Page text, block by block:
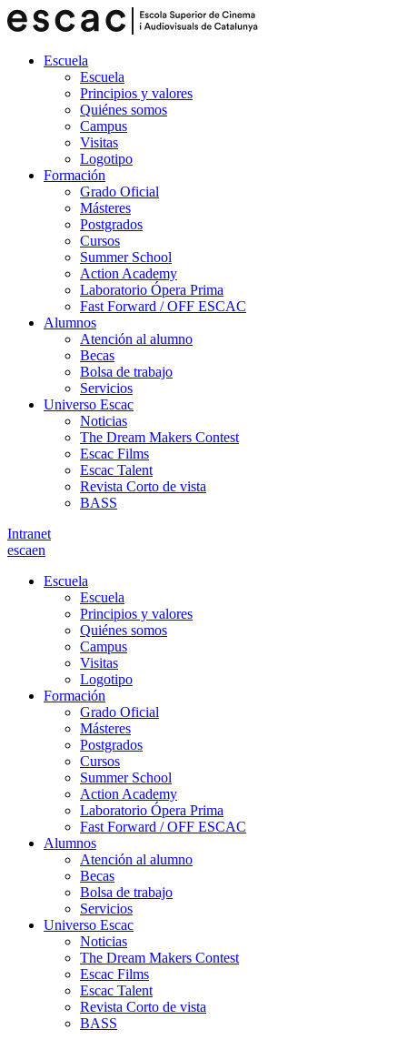
Escuela
Escuela
Principios y valores
Quiénes somos
Campus
Visitas
Logotipo
Formación
Grado Oficial
Másteres
Postgrados
Cursos
Summer School
Action Academy
Laboratorio Ópera Prima
Fast Forward / OFF ESCAC
Alumnos
Atención al alumno
Becas
Bolsa de trabajo
Servicios
Universo Escac
Noticias
The Dream Makers Contest
Escac Films
Escac Talent
Revista Corto de vista
BASS
Intranet
escaen
Escuela
Escuela
Principios y valores
Quiénes somos
Campus
Visitas
Logotipo
Formación
Grado Oficial
Másteres
Postgrados
Cursos
Summer School
Action Academy
Laboratorio Ópera Prima
Fast Forward / OFF ESCAC
Alumnos
Atención al alumno
Becas
Bolsa de trabajo
Servicios
Universo Escac
Noticias
The Dream Makers Contest
Escac Films
Escac Talent
Revista Corto de vista
BASS